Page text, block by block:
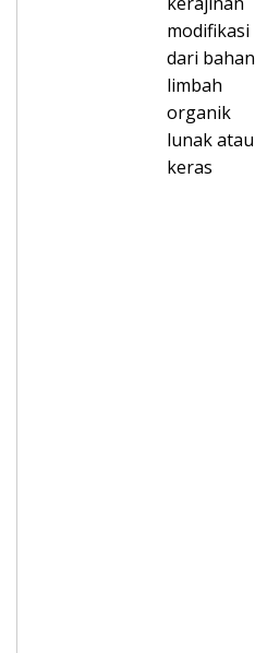
modifikasi
dari bahan
limbah
organik
lunak atau
keras